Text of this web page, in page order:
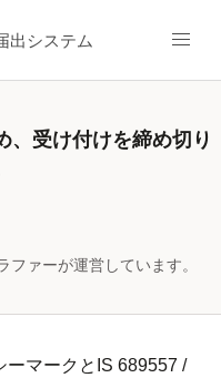
出システム
、受け付けを締め切り
ァーが運営しています。
ーマークとIS 689557 /